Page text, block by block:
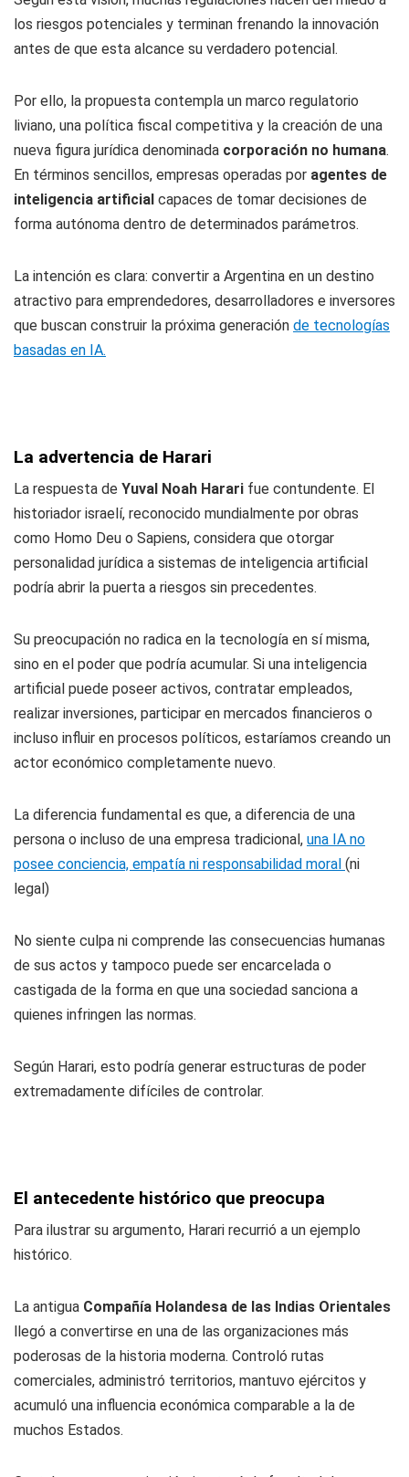
los riesgos potenciales y terminan frenando la innovación
antes de que esta alcance su verdadero potencial.
Por ello, la propuesta contempla un marco regulatorio
liviano, una política fiscal competitiva y la creación de una
nueva figura jurídica denominada corporación no humana.
En términos sencillos, empresas operadas por agentes de
inteligencia artificial capaces de tomar decisiones de
forma autónoma dentro de determinados parámetros.
La intención es clara: convertir a Argentina en un destino
atractivo para emprendedores, desarrolladores e inversores
que buscan construir la próxima generación de tecnologías
basadas en IA.
La advertencia de Harari
La respuesta de Yuval Noah Harari fue contundente. El
historiador israelí, reconocido mundialmente por obras
como Homo Deu o Sapiens, considera que otorgar
personalidad jurídica a sistemas de inteligencia artificial
podría abrir la puerta a riesgos sin precedentes.
Su preocupación no radica en la tecnología en sí misma,
sino en el poder que podría acumular. Si una inteligencia
artificial puede poseer activos, contratar empleados,
realizar inversiones, participar en mercados financieros o
incluso influir en procesos políticos, estaríamos creando un
actor económico completamente nuevo.
La diferencia fundamental es que, a diferencia de una
persona o incluso de una empresa tradicional, una IA no
posee conciencia, empatía ni responsabilidad moral (ni
legal)
No siente culpa ni comprende las consecuencias humanas
de sus actos y tampoco puede ser encarcelada o
castigada de la forma en que una sociedad sanciona a
quienes infringen las normas.
Según Harari, esto podría generar estructuras de poder
extremadamente difíciles de controlar.
El antecedente histórico que preocupa
Para ilustrar su argumento, Harari recurrió a un ejemplo
histórico.
La antigua Compañía Holandesa de las Indias Orientales
llegó a convertirse en una de las organizaciones más
poderosas de la historia moderna. Controló rutas
comerciales, administró territorios, mantuvo ejércitos y
acumuló una influencia económica comparable a la de
muchos Estados.